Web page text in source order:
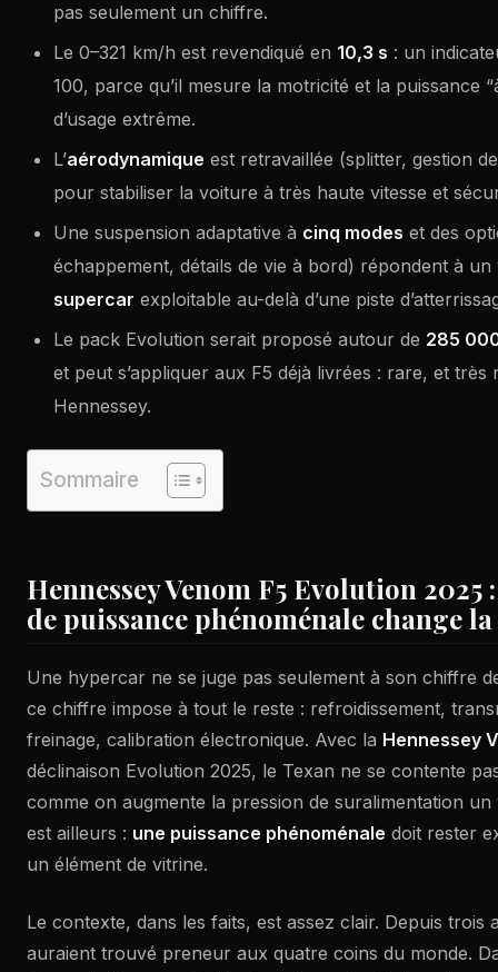
pas seulement un chiffre.
Le 0–321 km/h est revendiqué en 10,3 s : un
100, parce qu’il mesure la motricité et la puissance
d’usage extrême.
L’aérodynamique est retravaillée (splitter, gestion
pour stabiliser la voiture à très haute vitesse et
Une suspension adaptative à cinq modes et des
échappement, détails de vie à bord) répondent à
supercar exploitable au-delà d’une piste
Le pack Evolution serait proposé autour de 285
et peut s’appliquer aux F5 déjà livrées : rare, et
Hennessey.
Sommaire
Hennessey Venom F5 Evolution
de puissance phénoménale change
Une hypercar ne se juge pas seulement à son chiffre
ce chiffre impose à tout le reste : refroidissement,
freinage, calibration électronique. Avec la Hennessey
déclinaison Evolution 2025, le Texan ne se contente
comme on augmente la pression de suralimentation un
est ailleurs : une puissance phénoménale doit rester
un élément de vitrine.
Le contexte, dans les faits, est assez clair. Depuis trois
auraient trouvé preneur aux quatre coins du monde.